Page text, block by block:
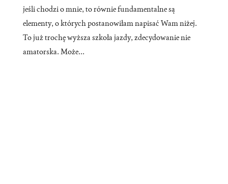
jeśli chodzi o mnie, to równie fundamentalne są
elementy, o których postanowiłam napisać Wam niżej.
To już trochę wyższa szkoła jazdy, zdecydowanie nie
amatorska. Może...